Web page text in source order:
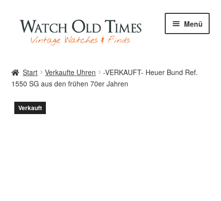
Zur
Navigation
springen
Zum
Inhalt
springen
Menü
Uhren
Start Verkaufte Uhren
-VERKAUFT- Heuer Bund Ref.
1550 SG aus den frühen 70er Jahren
Verkauft